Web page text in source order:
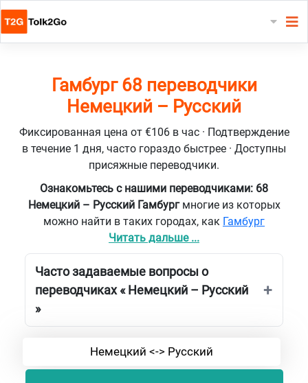
Гамбург 68 переводчики
Немецкий – Русский
Фиксированная цена от €106 в час · Подтверждение
в течение 1 дня, часто гораздо быстрее · Доступны
присяжные переводчики.
Ознакомьтесь с нашими переводчиками: 68
Немецкий – Русский Гамбург многие из которых
можно найти в таких городах, как Гамбург
Читать дальше ...
Часто задаваемые вопросы о
переводчиках « Немецкий – Русский
»
Немецкий <-> Русский